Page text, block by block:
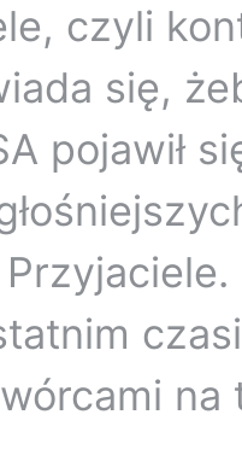
czyli
się,
pojawił